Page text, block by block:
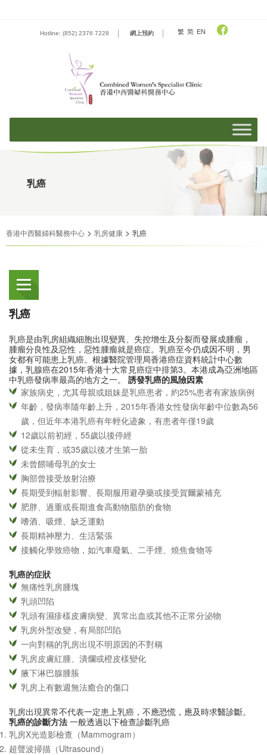
Hotline: (852) 2376 7228 網上預約 繁 简 EN
乳癌
香港中西醫婦科醫務中心 > 乳房健康 > 乳癌
乳癌
乳癌是由乳房組織細胞出現變異、失控增生及分裂而發展成腫瘤，
腫瘤分良性及惡性，惡性腫瘤就是癌症。乳癌至今仍成因不明，男
女都有可能患上乳癌。根據醫院管理局香港癌症資料統計中心數
據，乳腺癌在2015年香港十大常見癌症中排第3。本港成為亞洲地區
中乳癌發病率最高的地方之一。 誘發乳癌的風險因素
家族病史，尤其母親或姐妹是乳癌患者，約25%患者有家族病例
年齡，發病率隨年齡上升，2015年香港女性發病年齡中位數為56
歲，但近年本港乳癌有年輕化迹象，有患者年僅19歲
12歲以前初經，55歲以後停經
從未生育，或35歲以後才生第一胎
未曾餵哺母乳的女士
胸部曾接受放射治療
長期受到輻射影響、長期服用避孕藥或接受賀爾蒙補充
肥胖、過重或長期進食高動物脂肪的食物
嗜酒、吸煙、缺乏運動
長期精神壓力、生活緊張
接觸化學致癌物，如汽車廢氣、二手煙、燒焦食物等
乳癌的症狀
無痛性乳房腫塊
乳頭凹陷
乳頭有濕疹樣皮膚病變、異常出血或其他不正常分泌物
乳房外型改變，有局部凹陷
一向對稱的乳房出現不明原因的不對稱
乳房皮膚紅腫、潰爛或橙皮樣變化
腋下淋巴腺腫脹
乳房上有數週無法癒合的傷口
乳房出現異常不代表一定患上乳癌，不應恐慌，應及時求醫診斷。
乳癌的診斷方法 一般透過以下檢查診斷乳癌
乳房X光造影檢查（Mammogram）
超聲波掃描（Ultrasound）